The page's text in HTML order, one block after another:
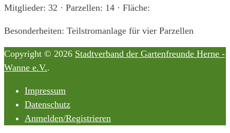
Mitglieder: 32 · Parzellen: 14 · Fläche:
Besonderheiten: Teilstromanlage für vier Parzellen
Copyright © 2026 Stadtverband der Gartenfreunde Herne -
Wanne e.V..
Impressum
Datenschutz
Anmelden/Registrieren